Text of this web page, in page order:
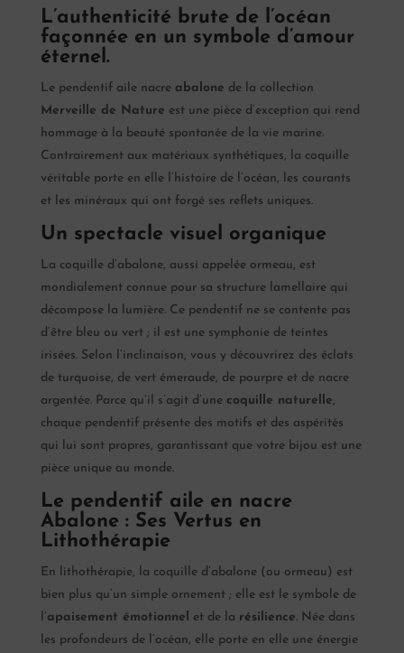
L’authenticité brute de l’océan
façonnée en un symbole d’amour
éternel.
Le pendentif aile nacre abalone de la collection
Merveille de Nature est une pièce d’exception qui rend
hommage à la beauté spontanée de la vie marine.
Contrairement aux matériaux synthétiques, la coquille
véritable porte en elle l’histoire de l’océan, les courants
et les minéraux qui ont forgé ses reflets uniques.
Un spectacle visuel organique
La coquille d’abalone, aussi appelée ormeau, est
mondialement connue pour sa structure lamellaire qui
décompose la lumière. Ce pendentif ne se contente pas
d’être bleu ou vert ; il est une symphonie de teintes
irisées. Selon l’inclinaison, vous y découvrirez des éclats
de turquoise, de vert émeraude, de pourpre et de nacre
argentée. Parce qu’il s’agit d’une coquille naturelle,
chaque pendentif présente des motifs et des aspérités
qui lui sont propres, garantissant que votre bijou est une
pièce unique au monde.
Le pendentif aile en nacre
Abalone : Ses Vertus en
Lithothérapie
En lithothérapie, la coquille d’abalone (ou ormeau) est
bien plus qu’un simple ornement ; elle est le symbole de
l’apaisement émotionnel et de la résilience. Née dans
les profondeurs de l’océan, elle porte en elle une énergie